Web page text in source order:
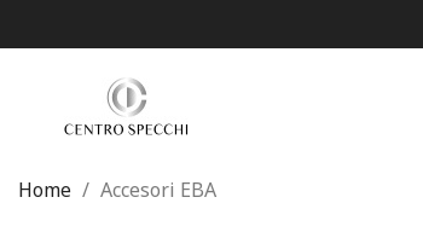
Home Accesori EBA